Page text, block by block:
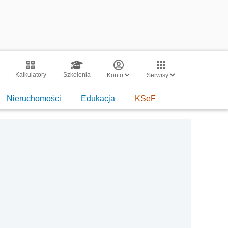
Kalkulatory Szkolenia Konto Serwisy
Nieruchomości Edukacja KSeF